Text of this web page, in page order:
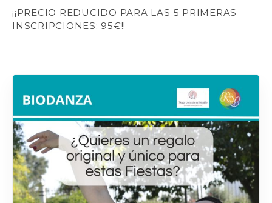
¡¡PRECIO REDUCIDO PARA LAS 5 PRIMERAS
INSCRIPCIONES: 95€!!